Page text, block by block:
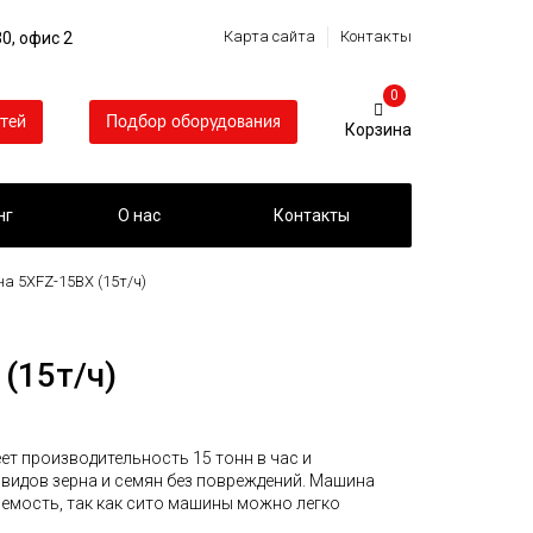
офис 2 Карта сайта Контакты
Подбор оборудования
0
О нас Контакты
5XFZ-15BX (15т/ч)
ч)
производительность 15 тонн в час и
зерна и семян без повреждений. Машина
так как сито машины можно легко